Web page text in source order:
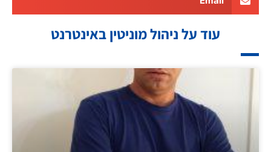
עוד על ניהול מוניטין באינטרנט